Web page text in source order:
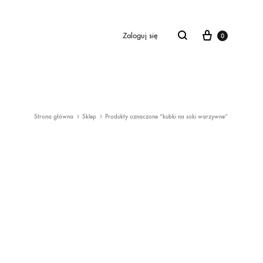
Zaloguj się Cart
0
Strona główna Sklep Produkty oznaczone “kubki na soki warzywne”